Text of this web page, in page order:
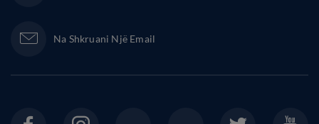
Na Shkruani Një Email